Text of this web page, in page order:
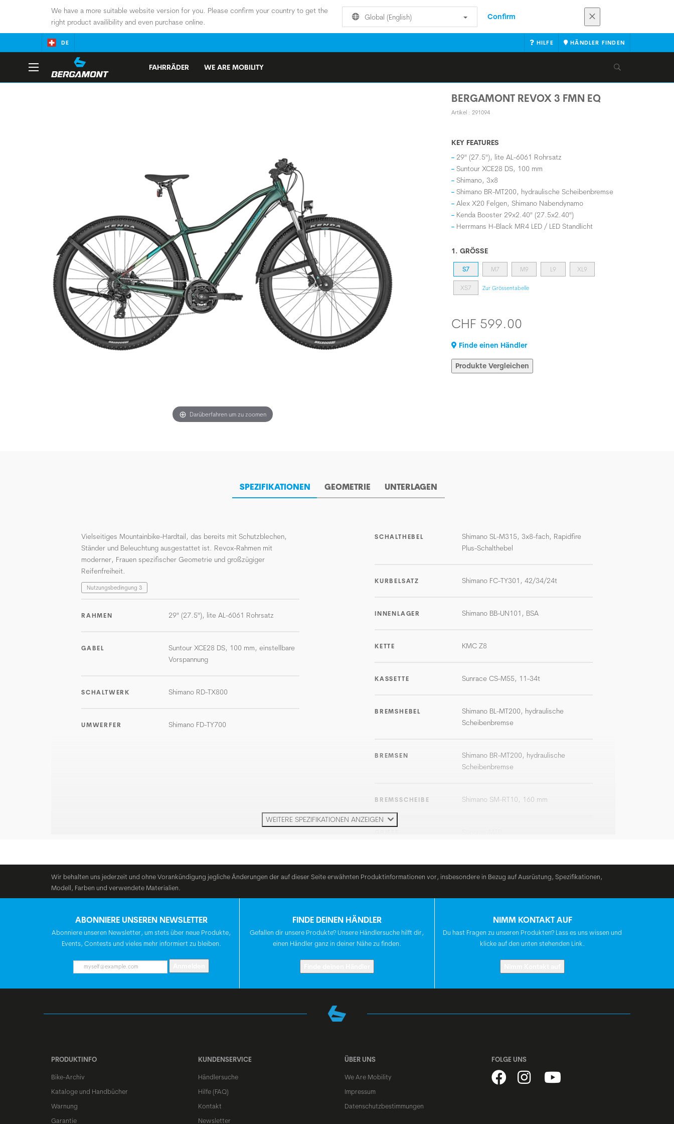
We have a more suitable website version for you. Please confirm your country to get the
right product availibility and even purchase online.
Global (English) Confirm
DE HILFE HÄNDLER FINDEN
FAHRRÄDER WE ARE MOBILITY
BERGAMONT REVOX 3 FMN EQ
Artikel : 291094
Darüberfahren um zu zoomen
KEY FEATURES
29" (27.5"), lite AL-6061 Rohrsatz
Suntour XCE28 DS, 100 mm
Shimano, 3x8
Shimano BR-MT200, hydraulische Scheibenbremse
Alex X20 Felgen, Shimano Nabendynamo
Kenda Booster 29x2.40" (27.5x2.40")
Herrmans H-Black MR4 LED / LED Standlicht
1. GRÖSSE
S7 M7 M9 L9 XL9
XS7 Zur Grössentabelle
CHF 599.00
Finde einen Händler
Produkte Vergleichen
SPEZIFIKATIONEN GEOMETRIE UNTERLAGEN
Vielseitiges Mountainbike-Hardtail, das bereits mit Schutzblechen,
Ständer und Beleuchtung ausgestattet ist. Revox-Rahmen mit
moderner, Frauen spezifischer Geometrie und großzügiger
Reifenfreiheit.
Nutzungsbedingung 3
RAHMEN 29" (27.5"), lite AL-6061 Rohrsatz
GABEL
Suntour XCE28 DS, 100 mm, einstellbare
Vorspannung
SCHALTWERK Shimano RD-TX800
UMWERFER Shimano FD-TY700
SCHALTHEBEL
Shimano SL-M315, 3x8-fach, Rapidfire
Plus-Schalthebel
KURBELSATZ Shimano FC-TY301, 42/34/24t
INNENLAGER Shimano BB-UN101, BSA
KETTE KMC Z8
KASSETTE Sunrace CS-M55, 11-34t
BREMSHEBEL
Shimano BL-MT200, hydraulische
Scheibenbremse
BREMSEN
Shimano BR-MT200, hydraulische
Scheibenbremse
BREMSSCHEIBE Shimano SM-RT10, 160 mm
LENKER BGM Comp, Riser Lenker, Breite: 660 mm
VORBAU BGM Comp, +/-6°
SATTELSTÜTZE BGM Comp-E
Syncros Savona 2.5
Shimano, Centerlock, Disc,
WEITERE SPEZIFIKATIONEN ANZEIGEN
Wir behalten uns jederzeit und ohne Vorankündigung jegliche Änderungen der auf dieser Seite erwähnten Produktinformationen vor, insbesondere in Bezug auf Ausrüstung, Spezifikationen,
Modell, Farben und verwendete Materialien.
ABONNIERE UNSEREN NEWSLETTER
Abonniere unseren Newsletter, um stets über neue Produkte,
Events, Contests und vieles mehr informiert zu bleiben.
FINDE DEINEN HÄNDLER
Gefallen dir unsere Produkte? Unsere Händlersuche hilft dir,
einen Händler ganz in deiner Nähe zu finden.
NIMM KONTAKT AUF
Du hast Fragen zu unseren Produkten? Lass es uns wissen und
klicke auf den unten stehenden Link.
PRODUKTINFO
Bike-Archiv
Kataloge und Handbücher
Warnung
Garantie
KUNDENSERVICE
Händlersuche
Hilfe (FAQ)
Kontakt
Newsletter
ÜBER UNS
We Are Mobility
Impressum
Datenschutzbestimmungen
FOLGE UNS